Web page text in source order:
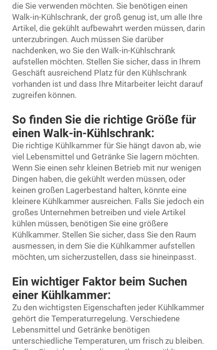
die Sie verwenden möchten. Sie benötigen einen
Walk-in-Kühlschrank, der groß genug ist, um alle Ihre
Artikel, die gekühlt aufbewahrt werden müssen, darin
unterzubringen. Auch müssen Sie darüber
nachdenken, wo Sie den Walk-in-Kühlschrank
aufstellen möchten. Stellen Sie sicher, dass in Ihrem
Geschäft ausreichend Platz für den Kühlschrank
vorhanden ist und dass Ihre Mitarbeiter leicht darauf
zugreifen können.
So finden Sie die richtige Größe für
einen Walk-in-Kühlschrank:
Die richtige Kühlkammer für Sie hängt davon ab, wie
viel Lebensmittel und Getränke Sie lagern möchten.
Wenn Sie einen sehr kleinen Betrieb mit nur wenigen
Dingen haben, die gekühlt werden müssen, oder
keinen großen Lagerbestand halten, könnte eine
kleinere Kühlkammer ausreichen. Falls Sie jedoch ein
großes Unternehmen betreiben und viele Artikel
kühlen müssen, benötigen Sie eine größere
Kühlkammer. Stellen Sie sicher, dass Sie den Raum
ausmessen, in dem Sie die Kühlkammer aufstellen
möchten, um sicherzustellen, dass sie hineinpasst.
Ein wichtiger Faktor beim Suchen
einer Kühlkammer:
Zu den wichtigsten Eigenschaften jeder Kühlkammer
gehört die Temperaturregelung. Verschiedene
Lebensmittel und Getränke benötigen
unterschiedliche Temperaturen, um frisch zu bleiben.